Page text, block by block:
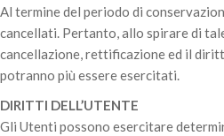
Al termine del periodo di
cancellati. Pertanto, allo spirare di
cancellazione, rettificazione ed il
potranno più essere esercitati.
DIRITTI DELL’UTENTE
Gli Utenti possono esercitare